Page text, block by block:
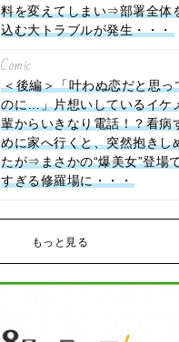
料を変えてしまい⇒部署全体
込む大トラブルが発生・・・
Comic
＜後編＞「叶わぬ恋だと思っ
のに…」片想いしているイケ
輩からいきなり電話！？看病
めに家へ行くと、突然抱きし
たが⇒まさかの“爆美女”登場
すぎる修羅場に・・・
もっと見る